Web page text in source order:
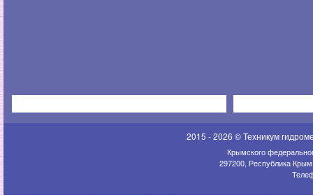
2015 - 2026 © Техникум
Крымского
297200, Республика